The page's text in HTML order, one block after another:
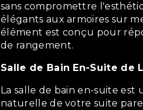
sans compromettre
élégants aux armoires sur
élément est conçu pour
de rangement.
Salle de Bain En-Suite de
La salle de bain en-suite est
naturelle de votre suite